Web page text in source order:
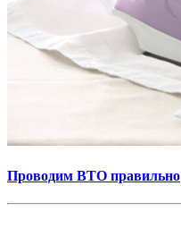
Проводим ВТО правильно